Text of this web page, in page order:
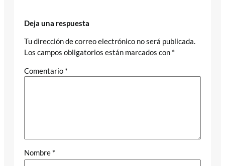
Deja una respuesta
Tu dirección de correo electrónico no será publicada.
Los campos obligatorios están marcados con *
Comentario *
Nombre *